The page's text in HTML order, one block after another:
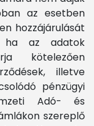
az esetben
hozzájárulását
ha az adatok
kötelezően
illetve
pénzügyi
Adó- és
szereplő